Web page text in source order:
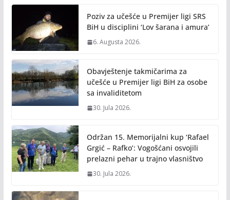
Poziv za učešće u Premijer ligi SRS
BiH u disciplini ‘Lov šarana i amura’
6. Augusta 2026.
Obavještenje takmičarima za
učešće u Premijer ligi BiH za osobe
sa invaliditetom
30. Jula 2026.
Održan 15. Memorijalni kup ‘Rafael
Grgić – Rafko’: Vogošćani osvojili
prelazni pehar u trajno vlasništvo
30. Jula 2026.